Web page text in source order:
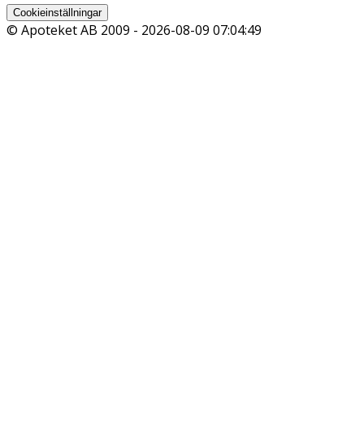
Cookieinställningar
© Apoteket AB 2009 - 2026-08-09 07:04:49